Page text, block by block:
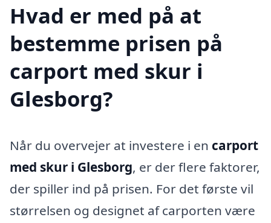
Hvad er med på at
bestemme prisen på
carport med skur i
Glesborg?
Når du overvejer at investere i en carport
med skur i Glesborg, er der flere faktorer,
der spiller ind på prisen. For det første vil
størrelsen og designet af carporten være